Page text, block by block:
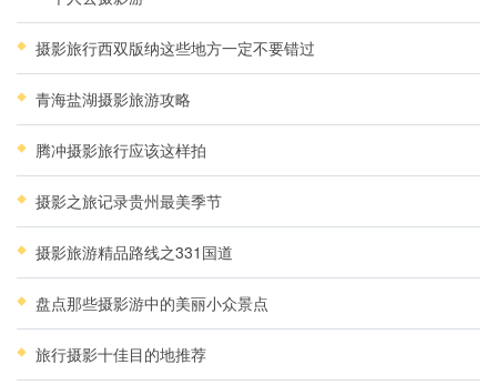
摄影旅行西双版纳这些地方一定不要错过
青海盐湖摄影旅游攻略
腾冲摄影旅行应该这样拍
摄影之旅记录贵州最美季节
摄影旅游精品路线之331国道
盘点那些摄影游中的美丽小众景点
旅行摄影十佳目的地推荐